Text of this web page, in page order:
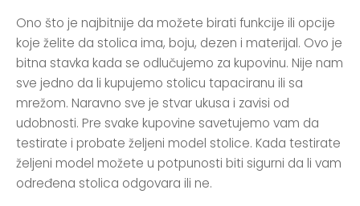
Ono što je najbitnije da možete birati funkcije ili opcije
koje želite da stolica ima, boju, dezen i materijal. Ovo je
bitna stavka kada se odlučujemo za kupovinu. Nije nam
sve jedno da li kupujemo stolicu tapaciranu ili sa
mrežom. Naravno sve je stvar ukusa i zavisi od
udobnosti. Pre svake kupovine savetujemo vam da
testirate i probate željeni model stolice. Kada testirate
željeni model možete u potpunosti biti sigurni da li vam
određena stolica odgovara ili ne.